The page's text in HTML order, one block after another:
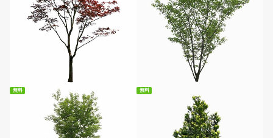
無料ダウンロード 無料ダウンロード
無料 無料